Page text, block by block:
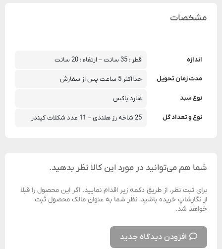
مشخصات
اندازه قطر : 35 سانت – ارتفاء : 20 سانت
مدت زمان تحویل حدااکثر 5 ساعت پس از سفارش
نوع سبد هارد باکس
نوع و تعداد گل 25 شاخه رز هلندی – 11 عدد شکلات کیندر
شما هم می‌توانید در مورد این کالا نظر بدهید.
برای ثبت نظر، از طریق دکمه زیر اقدام نمایید. اگر این محصول را قبلا
از نگارشاپ خریده باشید، نظر شما به عنوان مالک محصول ثبت
خواهد شد.
افزودن دیدگاه جدید